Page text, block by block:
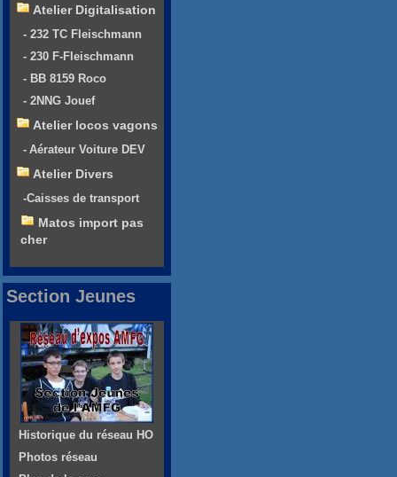
Atelier Digitalisation
- 232 TC Fleischmann
- 230 F-Fleischmann
- BB 8159 Roco
- 2NNG Jouef
Atelier locos vagons
- Aérateur Voiture DEV
Atelier Divers
-Caisses de transport
Matos import pas
cher
Section Jeunes
Historique du réseau HO
Photos réseau